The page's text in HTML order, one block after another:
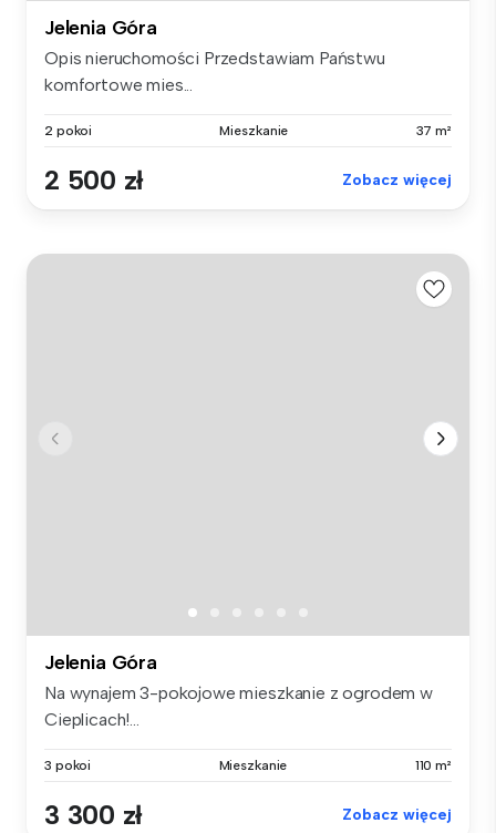
Jelenia Góra
Opis nieruchomości Przedstawiam Państwu
komfortowe mies...
2 pokoi Mieszkanie 37 m²
2 500 zł Zobacz więcej
Jelenia Góra
Na wynajem 3-pokojowe mieszkanie z ogrodem w
Cieplicach!...
3 pokoi Mieszkanie 110 m²
3 300 zł Zobacz więcej